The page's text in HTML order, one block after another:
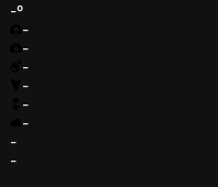
-º
-
-
-
-
-
-
-
-